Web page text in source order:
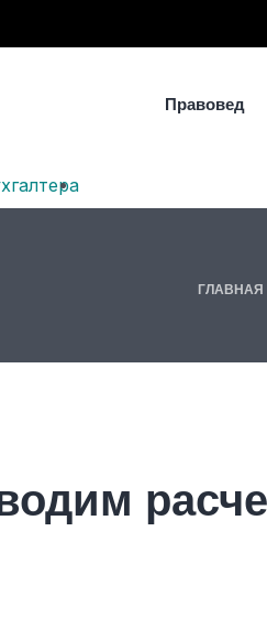
Правовед
ГЛАВНАЯ